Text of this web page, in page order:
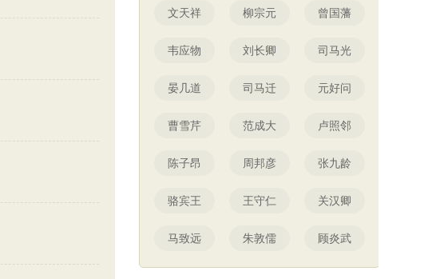
文天祥 柳宗元 曾国藩
韦应物 刘长卿 司马光
晏几道 司马迁 元好问
曹雪芹 范成大 卢照邻
陈子昂 周邦彦 张九龄
骆宾王 王守仁 关汉卿
马致远 朱敦儒 顾炎武